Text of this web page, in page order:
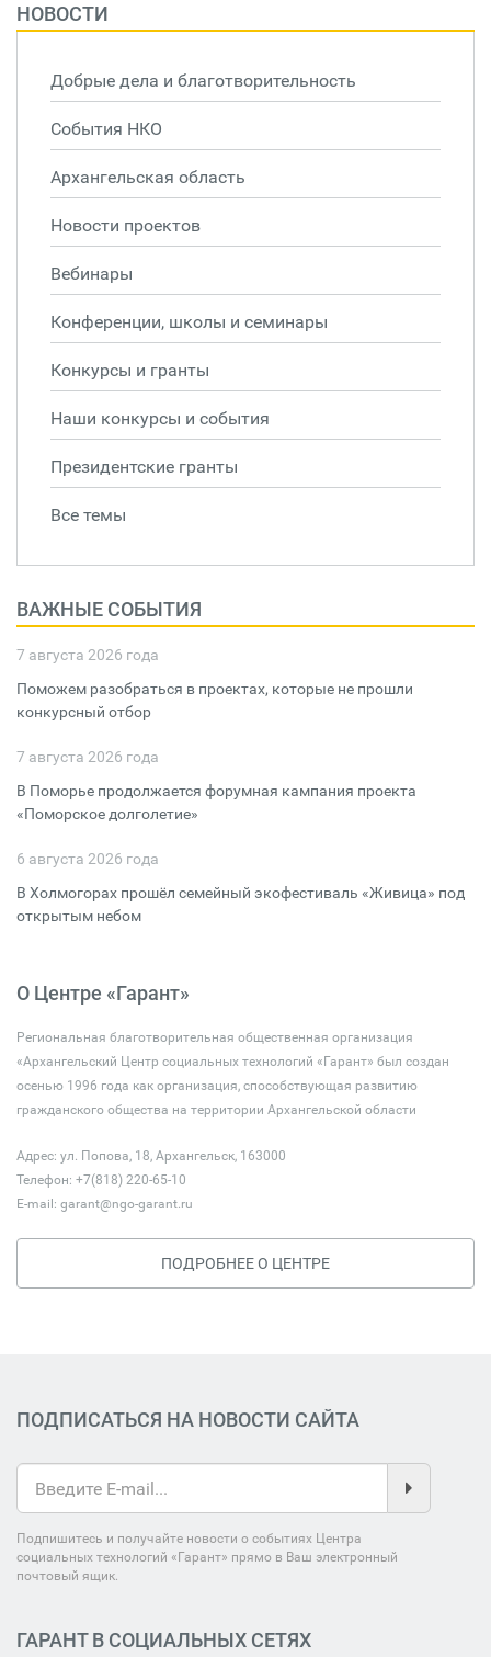
НОВОСТИ
Добрые дела и благотворительность
События НКО
Архангельская область
Новости проектов
Вебинары
Конференции, школы и семинары
Конкурсы и гранты
Наши конкурсы и события
Президентские гранты
Все темы
ВАЖНЫЕ СОБЫТИЯ
7 августа 2026 года
Поможем разобраться в проектах, которые не прошли
конкурсный отбор
7 августа 2026 года
В Поморье продолжается форумная кампания проекта
«Поморское долголетие»
6 августа 2026 года
В Холмогорах прошёл семейный экофестиваль «Живица» под
открытым небом
О Центре «Гарант»
Региональная благотворительная общественная организация
«Архангельский Центр социальных технологий «Гарант» был создан
осенью 1996 года как организация, способствующая развитию
гражданского общества на территории Архангельской области
Адрес: ул. Попова, 18, Архангельск, 163000
Телефон: +7(818) 220-65-10
E-mail: garant@ngo-garant.ru
ПОДРОБНЕЕ О ЦЕНТРЕ
ПОДПИСАТЬСЯ НА НОВОСТИ САЙТА
Подпишитесь и получайте новости о событиях Центра
социальных технологий «Гарант» прямо в Ваш электронный
почтовый ящик.
ГАРАНТ В СОЦИАЛЬНЫХ СЕТЯХ